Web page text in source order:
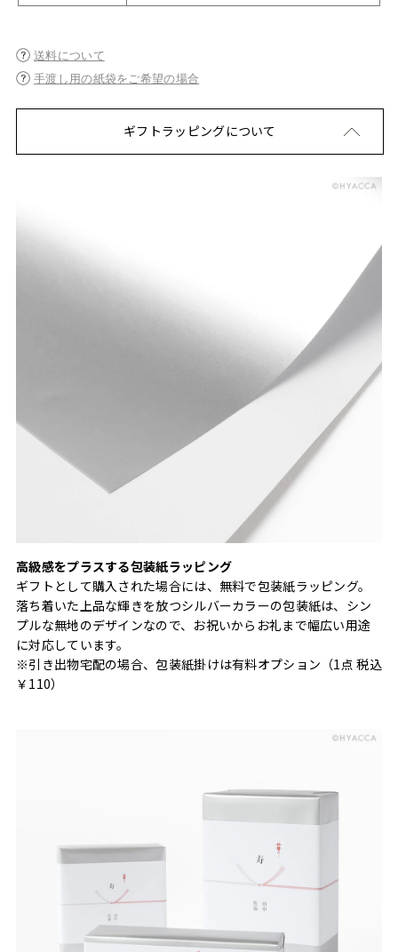
送料について
手渡し用の紙袋をご希望の場合
ギフトラッピングについて
高級感をプラスする包装紙ラッピング
ギフトとして購入された場合には、無料で包装紙ラッピング。
落ち着いた上品な輝きを放つシルバーカラーの包装紙は、シン
プルな無地のデザインなので、お祝いからお礼まで幅広い用途
に対応しています。
※引き出物宅配の場合、包装紙掛けは有料オプション（1点 税込
￥110）